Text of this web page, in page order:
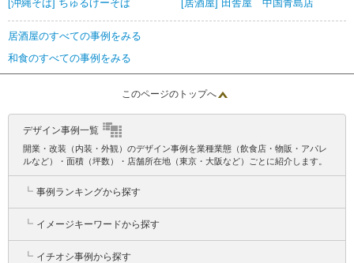
[沖縄そば] ちゅるげーそば [居酒屋] 田舎屋 中国青島店
居酒屋のすべての事例をみる
和食のすべての事例をみる
このページのトップへ
デザイン事例一覧
開業・改装（内装・外観）のデザイン事例を業種業態（飲食店・物販・アパレ
ルなど）・面積（坪数）・店舗所在地（東京・大阪など）ごとに紹介します。
┗ 事例ランキングから探す
┗ イメージキーワードから探す
┗ イチオシ事例から探す